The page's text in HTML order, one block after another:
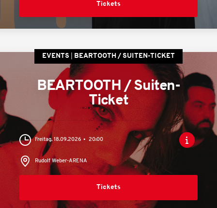
Tickets
EVENTS BEARTOOTH / SUITEN-TICKET
BEARTOOTH / Suiten-
Ticket
Freitag, 18.09.2026 20:00
Rudolf Weber-ARENA
Tickets